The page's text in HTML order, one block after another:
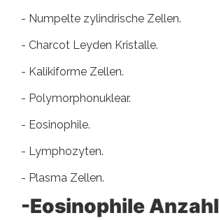
- Numpelte zylindrische Zellen.
- Charcot Leyden Kristalle.
- Kalikiforme Zellen.
- Polymorphonuklear.
- Eosinophile.
- Lymphozyten.
- Plasma Zellen.
-Eosinophile Anzahl